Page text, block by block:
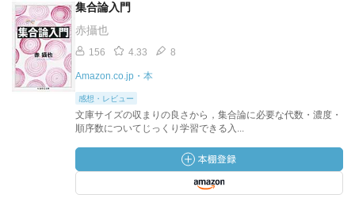
集合論入門
赤攝也
156 4.33 8
Amazon.co.jp・本
感想・レビュー
文庫サイズの収まりの良さから，集合論に必要な代数・濃度・
順序数についてじっくり学習できる入...